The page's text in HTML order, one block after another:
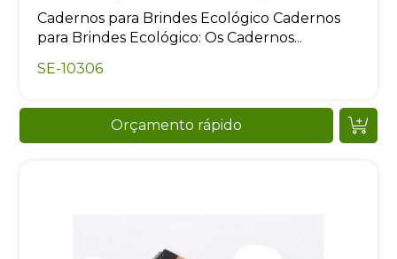
Cadernos para Brindes Ecológico Cadernos
para Brindes Ecológico: Os Cadernos...
SE-10306
Orçamento rápido